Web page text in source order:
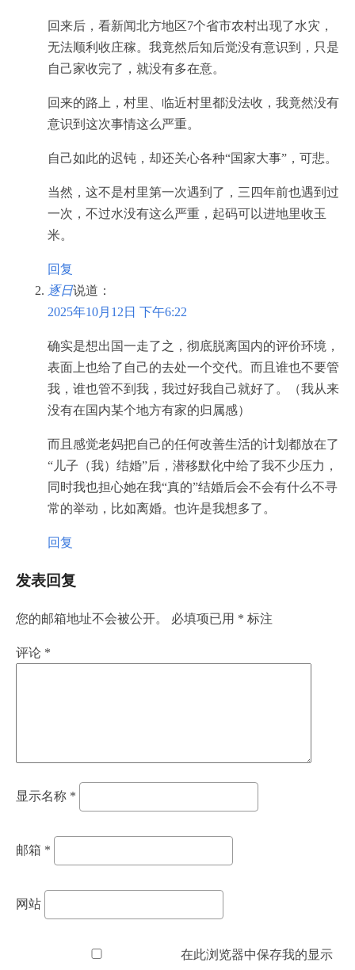
回来后，看新闻北方地区7个省市农村出现了水灾，
无法顺利收庄稼。我竟然后知后觉没有意识到，只是
自己家收完了，就没有多在意。
回来的路上，村里、临近村里都没法收，我竟然没有
意识到这次事情这么严重。
自己如此的迟钝，却还关心各种“国家大事”，可悲。
当然，这不是村里第一次遇到了，三四年前也遇到过
一次，不过水没有这么严重，起码可以进地里收玉
米。
回复
逐日说道：
2025年10月12日 下午6:22
确实是想出国一走了之，彻底脱离国内的评价环境，
表面上也给了自己的去处一个交代。而且谁也不要管
我，谁也管不到我，我过好我自己就好了。（我从来
没有在国内某个地方有家的归属感）
而且感觉老妈把自己的任何改善生活的计划都放在了
“儿子（我）结婚”后，潜移默化中给了我不少压力，
同时我也担心她在我“真的”结婚后会不会有什么不寻
常的举动，比如离婚。也许是我想多了。
回复
发表回复
您的邮箱地址不会被公开。 必填项已用 * 标注
评论 *
显示名称 *
邮箱 *
网站
在此浏览器中保存我的显示